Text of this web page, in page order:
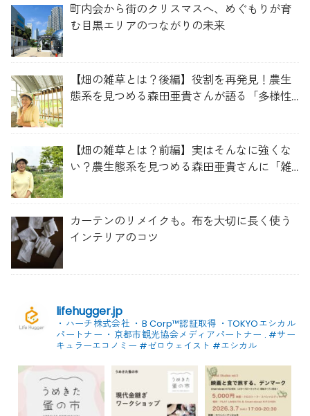
町内会から街のクリスマスへ、めぐもりが育
む目黒エリアのつながりの未来
【畑の雑草とは？後編】役割を再発見！農生
態系を見つめる森田亜貴さんが語る「多様性
【畑の雑草とは？前編】実はそんなに強くな
い？農生態系を見つめる森田亜貴さんに「雑
カーテンのリメイクも。布を大切に長く使う
インテリアのコツ
lifehugger.jp
・ハーチ株式会社 ・B Corp™認証取得 ・TOKYOエシカル
パートナー ・京都市観光協会メディアパートナー . #サー
キュラーエコノミー #ゼロウェイスト #エシカル